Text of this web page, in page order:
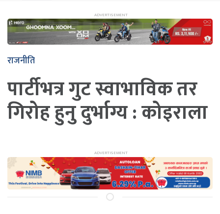
राजनीति
पार्टीभत्र गुट स्वाभाविक तर
गिरोह हुनु दुर्भाग्य : कोइराला